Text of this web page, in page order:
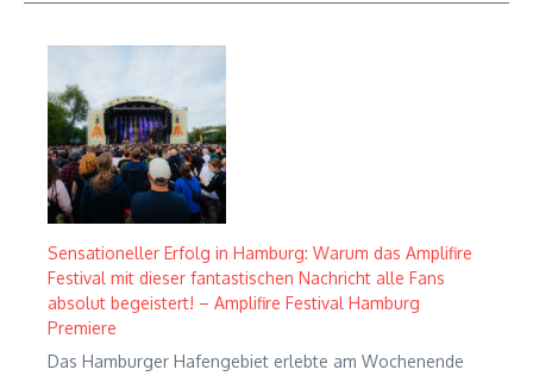
Sensationeller Erfolg in Hamburg: Warum das Amplifire
Festival mit dieser fantastischen Nachricht alle Fans
absolut begeistert! – Amplifire Festival Hamburg
Premiere
Das Hamburger Hafengebiet erlebte am Wochenende